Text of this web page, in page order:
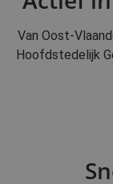
Van Oost-
Hoofdstedelijk